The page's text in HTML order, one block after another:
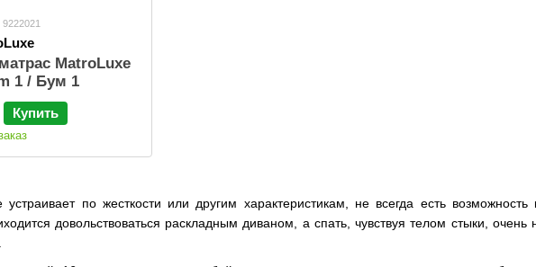
по жесткости или другим характеристикам, не всегда есть
довольствоваться раскладным диваном, а спать, чувствуя телом стыки,
MatroLuxe
1 / Бум 1
Купить